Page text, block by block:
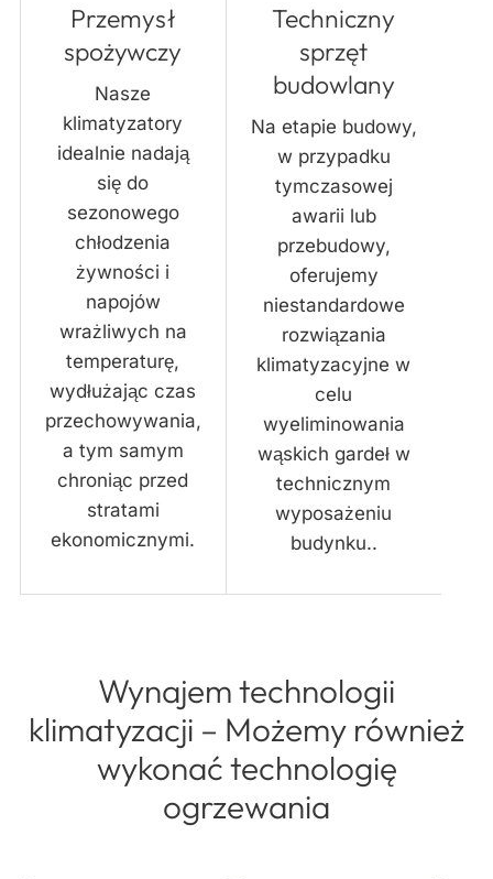
Przemysł
spożywczy
Nasze
klimatyzatory
idealnie nadają
się do
sezonowego
chłodzenia
żywności i
napojów
wrażliwych na
temperaturę,
wydłużając czas
przechowywania,
a tym samym
chroniąc przed
stratami
ekonomicznymi.
Techniczny
sprzęt
budowlany
Na etapie budowy,
w przypadku
tymczasowej
awarii lub
przebudowy,
oferujemy
niestandardowe
rozwiązania
klimatyzacyjne w
celu
wyeliminowania
wąskich gardeł w
technicznym
wyposażeniu
budynku..
Wynajem technologii
klimatyzacji – Możemy również
wykonać technologię
ogrzewania